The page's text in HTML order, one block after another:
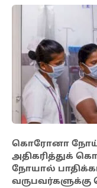
கொரோனா
அதிகரித்துக்
நோயால்
வருபவர்களுக்கு